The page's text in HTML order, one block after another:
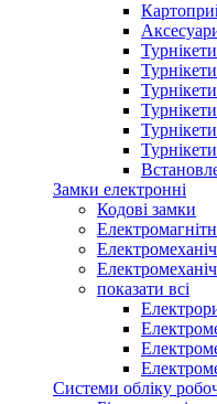
Замки електронні
Кодові замки
показати всі
Системи обліку